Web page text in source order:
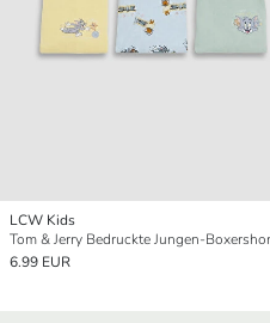
LCW Kids
6.99 EUR